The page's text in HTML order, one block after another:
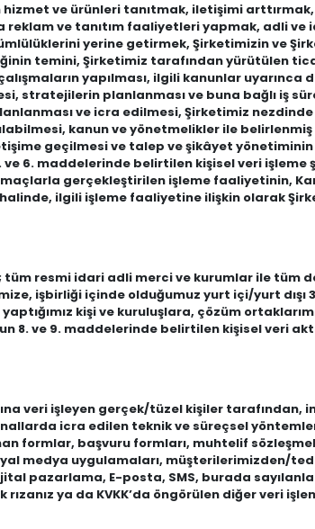
ve ürünleri tanıtmak, iletişimi
ve tanıtım faaliyetleri yapmak, adli ve
yerine getirmek, Şirketimizin ve
temini, Şirketimiz tarafından yürütülen
yapılması, ilgili kanunlar uyarınca
stratejilerin planlanması ve buna bağlı iş
ve icra edilmesi, Şirketimiz
kanun ve yönetmelikler ile
geçilmesi ve talep ve şikâyet yönetiminin
ve 6. maddelerinde belirtilen kişisel veri işleme
gerçekleştirilen işleme faaliyetinin,
ilgili işleme faaliyetine ilişkin olarak
resmi idari adli merci ve kurumlar ile tüm
işbirliği içinde olduğumuz yurt içi/yurt dışı
kişi ve kuruluşlara, çözüm
8. ve 9. maddelerinde belirtilen kişisel veri
veri işleyen gerçek/tüzel kişiler tarafından,
icra edilen teknik ve süreçsel
formlar, başvuru formları, muhtelif
medya uygulamaları, müşterilerimizden/
pazarlama, E-posta, SMS, burada
rızanız ya da KVKK’da öngörülen diğer veri